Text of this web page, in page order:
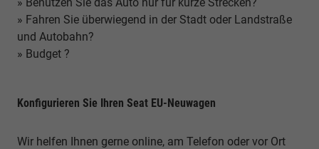
» Fahren Sie überwiegend in der Stadt oder Landstraße
und Autobahn?
» Budget ?
Konfigurieren Sie Ihren Seat EU-Neuwagen
Wir helfen Ihnen gerne online, am Telefon oder vor Ort